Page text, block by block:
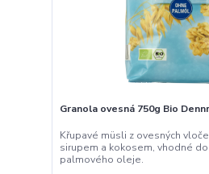
Granola ovesná 750g Bio
Křupavé müsli z ovesných
sirupem a kokosem, vhodné
palmového oleje.
Na vašem
Využíváme soubory cookies. Ty
poskytování našich služeb,
optimalizovat reklamy a vytvářet
prostředí. Více k
Nastavení
Souhlas můžete